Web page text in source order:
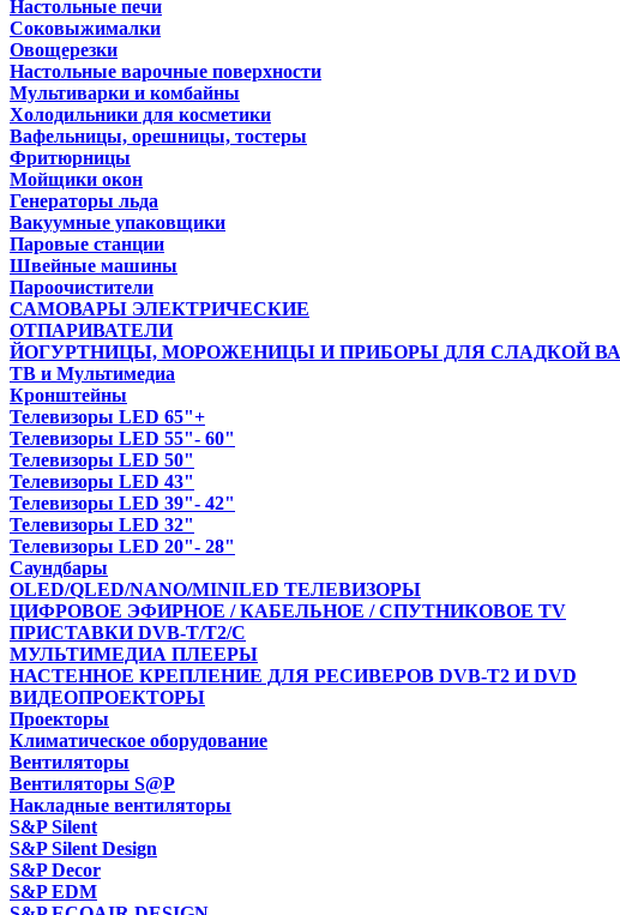
Настольные печи
Соковыжималки
Овощерезки
Настольные варочные поверхности
Мультиварки и комбайны
Холодильники для косметики
Вафельницы, орешницы, тостеры
Фритюрницы
Мойщики окон
Генераторы льда
Вакуумные упаковщики
Паровые станции
Швейные машины
Пароочистители
САМОВАРЫ ЭЛЕКТРИЧЕСКИЕ
ОТПАРИВАТЕЛИ
ЙОГУРТНИЦЫ, МОРОЖЕНИЦЫ И ПРИБОРЫ ДЛЯ СЛАДКОЙ
ТВ и Мультимедиа
Кронштейны
Телевизоры LED 65"+
Телевизоры LED 55"- 60"
Телевизоры LED 50"
Телевизоры LED 43"
Телевизоры LED 39"- 42"
Телевизоры LED 32"
Телевизоры LED 20"- 28"
Саундбары
OLED/QLED/NANO/MINILED ТЕЛЕВИЗОРЫ
ЦИФРОВОЕ ЭФИРНОЕ / КАБЕЛЬНОЕ / СПУТНИКОВОЕ TV
ПРИСТАВКИ DVB-T/T2/С
МУЛЬТИМЕДИА ПЛЕЕРЫ
НАСТЕННОЕ КРЕПЛЕНИЕ ДЛЯ РЕСИВЕРОВ DVB-T2 И DVD
ВИДЕОПРОЕКТОРЫ
Проекторы
Климатическое оборудование
Вентиляторы
Вентиляторы S@P
Накладные вентиляторы
S&P Silent
S&P Silent Design
S&P Decor
S&P EDM